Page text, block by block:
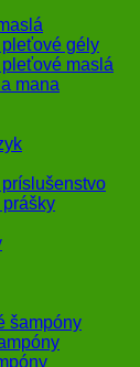
pleťové gély
maslá
mana
šampóny